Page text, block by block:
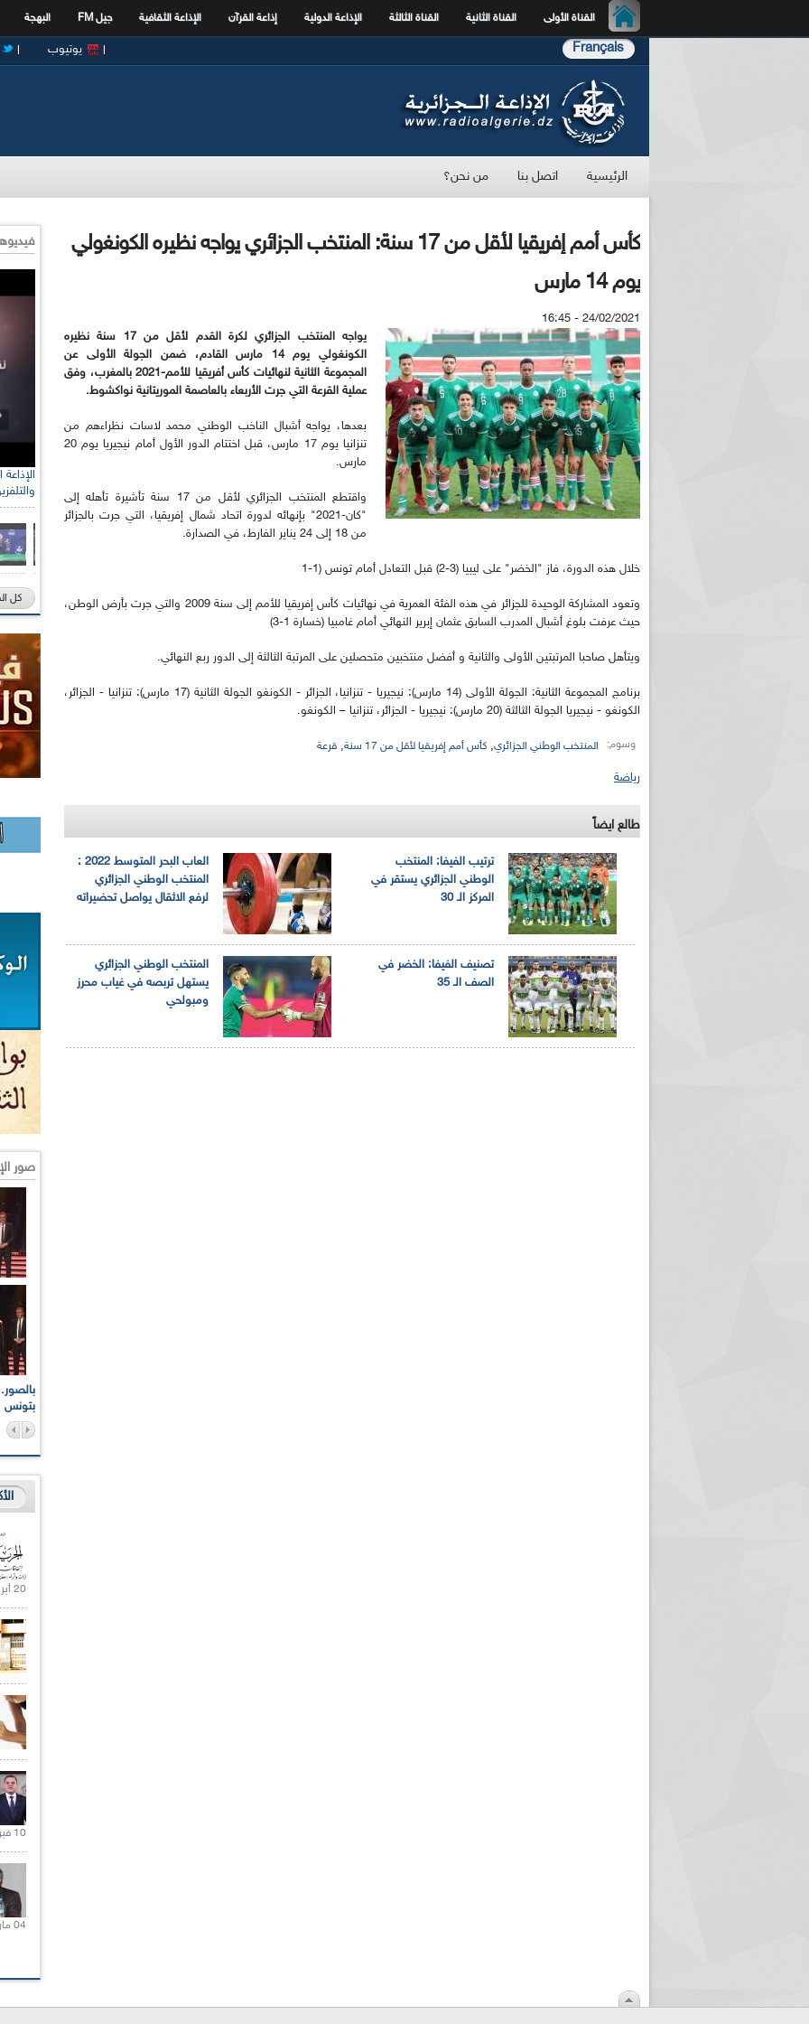
القناة الأولى القناة الثانية القناة الثالثة الإذاعة الدولية إذاعة القرآن الإذاعة الثقافية جيل FM البهجة
Français يوتيوب
الرئيسية اتصل بنا من نحن؟
كأس أمم إفريقيا لأقل من 17 سنة: المنتخب الجزائري يواجه نظيره الكونغولي
يوم 14 مارس
24/02/2021 - 16:45
يواجه المنتخب الجزائري لكرة القدم لأقل من 17 سنة نظيره
الكونغولي يوم 14 مارس القادم، ضمن الجولة الأولى عن
المجموعة الثانية لنهائيات كأس أفريقيا للأمم-2021 بالمغرب، وفق
عملية القرعة التي جرت الأربعاء بالعاصمة الموريتانية نواكشوط.
بعدها، يواجه أشبال الناخب الوطني محمد لاسات نظراءهم من
تنزانيا يوم 17 مارس، قبل اختتام الدور الأول أمام نيجيريا يوم 20
مارس.
واقتطع المنتخب الجزائري لأقل من 17 سنة تأشيرة تأهله إلى
"كان-2021" بإنهائه لدورة اتحاد شمال إفريقيا، التي جرت بالجزائر
من 18 إلى 24 يناير الفارط، في الصدارة.
خلال هذه الدورة، فاز "الخضر" على ليبيا (3-2) قبل التعادل أمام تونس (1-1
وتعود المشاركة الوحيدة للجزائر في هذه الفئة العمرية في نهائيات كأس إفريقيا للأمم إلى سنة 2009 والتي جرت بأرض الوطن،
حيث عرفت بلوغ أشبال المدرب السابق عثمان إبرير النهائي أمام غامبيا (خسارة 1-3)
ويتأهل صاحبا المرتبتين الأولى والثانية و أفضل منتخبين متحصلين على المرتبة الثالثة إلى الدور ربع النهائي.
برنامج المجموعة الثانية: الجولة الأولى (14 مارس): نيجيريا - تنزانيا، الجزائر - الكونغو الجولة الثانية (17 مارس): تنزانيا - الجزائر،
الكونغو - نيجيريا الجولة الثالثة (20 مارس): نيجيريا - الجزائر، تنزانيا – الكونغو.
وسوم: المنتخب الوطني الجزائري, كأس أمم إفريقيا لأقل من 17 سنة , قرعة
رياضة
طالع ايضاً
العاب البحر المتوسط 2022 :
المنتخب الوطني الجزائري
لرفع الاثقال يواصل تحضيراته
ترتيب الفيفا: المنتخب
الوطني الجزائري يستقر في
المركز الـ 30
المنتخب الوطني الجزائري
يستهل تربصه في غياب محرز
ومبولحي
تصنيف الفيفا: الخضر في
الصف الـ 35
كل
صور
بتونس
20 أبريل 2021 |
10 فبراير 2021 |
04 مارس 2020 |